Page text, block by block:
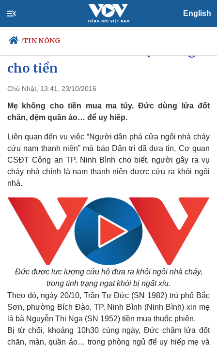
English
/TIN NÓNG
Chính trị
Đảng
Tổ chức nhân sự
Nhận diện sự thật
Tin 24h
Dự báo thời tiết
Dấu ấn VOV
Việc làm
Biển đảo
cho tiền
Chủ Nhật, 13:41, 23/10/2016
Mẹ không cho tiền mua ma túy, Đức dùng lửa đốt
chăn, đệm quần áo… để uy hiếp.
Liên quan đến vụ việc “Người dân phá cửa ngôi nhà cháy
cứu nam thanh niên” mà báo Dân trí đã đưa tin, Cơ quan
CSĐT Công an TP. Ninh Bình cho biết, người gây ra vụ
cháy nhà chính là nam thanh niên được cứu ra khỏi ngôi
nhà.
Đức được lực lượng cứu hộ đưa ra khỏi ngôi nhà cháy,
trong tình trạng ngạt khói bị ngất xỉu.
Theo đó, ngày 20/10, Trần Tư Đức (SN 1982) trú phố Bắc
Sơn, phường Bích Đào, TP. Ninh Bình (Ninh Bình) xin mẹ
là bà Nguyễn Thị Nga (SN 1952) tiền mua thuốc phiện.
Bị từ chối, khoảng 10h30 cùng ngày, Đức châm lửa đốt
chăn, màn, quần áo… trong phòng ngủ để uy hiếp mẹ và